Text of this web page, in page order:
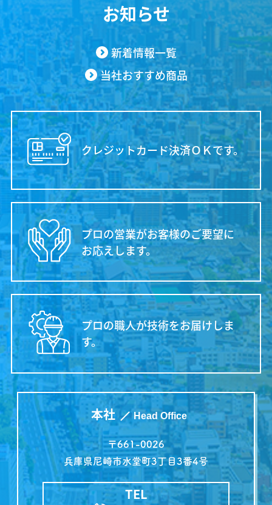
お知らせ
新着情報一覧
当社おすすめ商品
クレジットカード決済ＯＫです。
プロの営業がお客様のご要望に
お応えします。
プロの職人が技術をお届けしま
す。
本社 Head Office
〒661-0026
兵庫県尼崎市水堂町3丁目3番4号
TEL